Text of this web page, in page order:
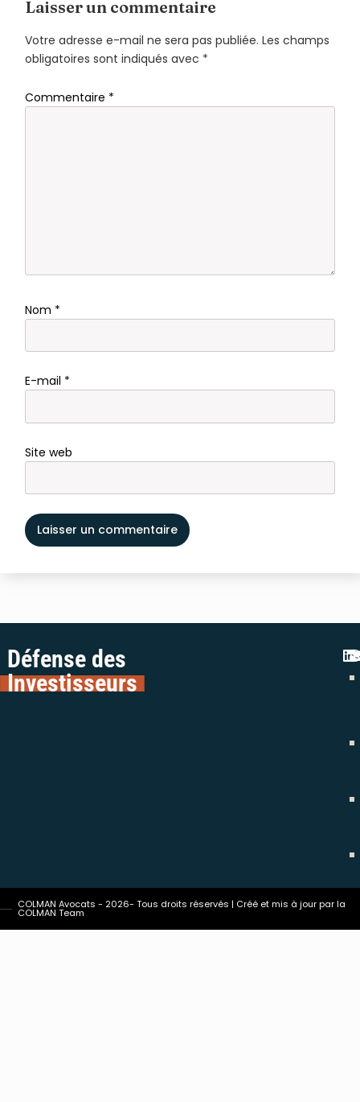
Laisser un commentaire
Votre adresse e-mail ne sera pas publiée. Les champs
obligatoires sont indiqués avec *
Commentaire *
Nom *
E-mail *
Site web
Défense des
Investisseurs
COLMAN Avocats - 2026- Tous droits réservés | Créé et mis à jour par la
COLMAN Team